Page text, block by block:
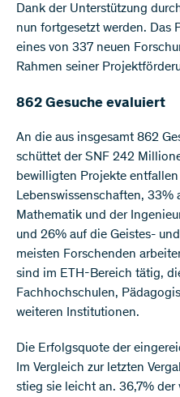
Dank der Unterstützung
nun fortgesetzt werden. Das
eines von 337 neuen
Rahmen seiner
862 Gesuche evaluiert
An die aus insgesamt 862
schüttet der SNF 242
bewilligten Projekte
Lebenswissenschaften, 33%
Mathematik und der
und 26% auf die Geistes-
meisten Forschenden
sind im ETH-Bereich tätig,
Fachhochschulen,
weiteren Institutionen.
Die Erfolgsquote der
Im Vergleich zur letzten
stieg sie leicht an. 36,7%